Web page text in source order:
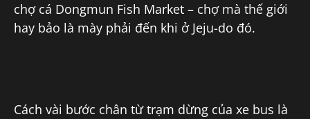
chợ cá Dongmun Fish Market – chợ mà thế giới
hay bảo là mày phải đến khi ở Jeju-do đó.
Cách vài bước chân từ trạm dừng của xe bus là